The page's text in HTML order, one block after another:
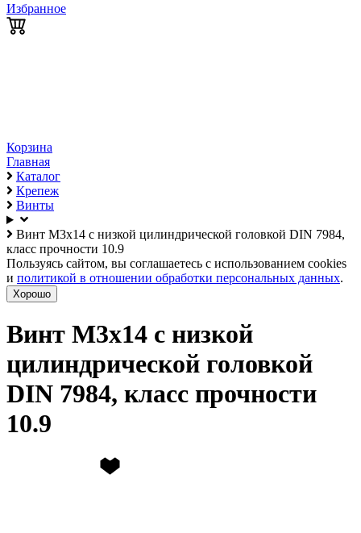
Избранное
Корзина
Главная
Каталог
Крепеж
Винты
Винт М3х14 с низкой цилиндрической головкой DIN 7984,
класс прочности 10.9
Пользуясь сайтом, вы соглашаетесь с использованием cookies
и политикой в отношении обработки персональных данных.
Хорошо
Винт М3х14 с низкой
цилиндрической головкой
DIN 7984, класс прочности
10.9